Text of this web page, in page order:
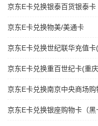
京东E卡兑换银泰百货银泰卡
京东E卡兑换物美/美通卡
京东E卡兑换世纪联华充值卡
京东E卡兑换重百世纪卡(重
京东E卡兑换南京中央商场购
京东E卡兑换银座购物卡（黑